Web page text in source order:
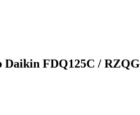
FDQ125C /